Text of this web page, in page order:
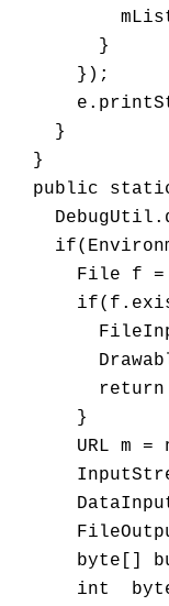
        }
      });
    }
  }
public
File f
return
      }
URL m =
byte[]
int